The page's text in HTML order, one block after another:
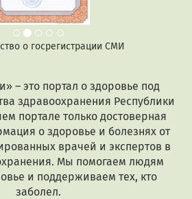
о госрегистрации СМИ
– это портал о здоровье под
здравоохранения Республики
портале только достоверная
о здоровье и болезнях от
врачей и экспертов в
Мы помогаем людям
и поддерживаем тех, кто
заболел.